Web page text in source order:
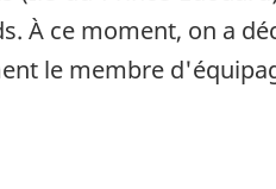
À ce moment, on a
le membre